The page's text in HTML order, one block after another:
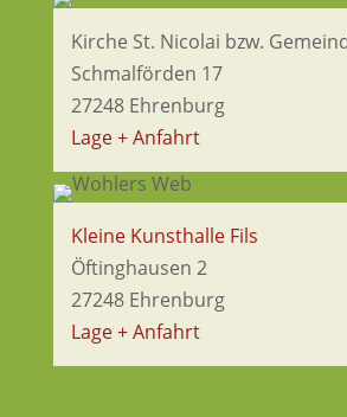
Kirche St. Nicolai bzw.
Schmalförden 17
27248 Ehrenburg
Lage + Anfahrt
Kleine Kunsthalle Fils
Öftinghausen 2
27248 Ehrenburg
Lage + Anfahrt